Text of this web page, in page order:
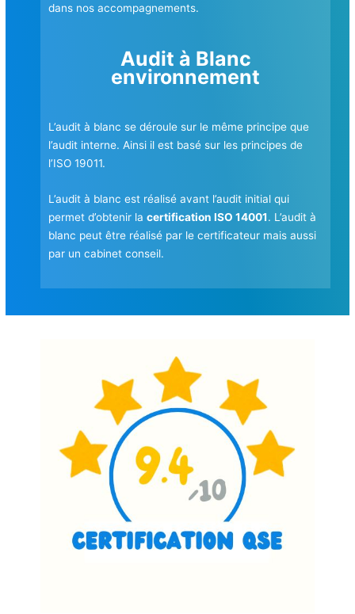
dans nos accompagnements.
Audit à Blanc
environnement
L’audit à blanc se déroule sur le même principe que
l’audit interne. Ainsi il est basé sur les principes de
l’ISO 19011.
L’audit à blanc est réalisé avant l’audit initial qui
permet d’obtenir lacertification ISO 14001. L’audit à
blanc peut être réalisé par le certificateur mais aussi
par un cabinet conseil.